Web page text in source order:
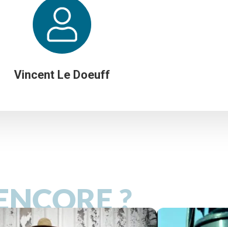
Vincent Le Doeuff
?